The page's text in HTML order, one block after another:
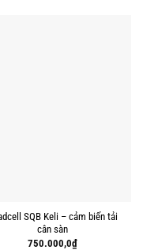
SQB Keli – cảm biến tải
cân sàn
750.000,0₫